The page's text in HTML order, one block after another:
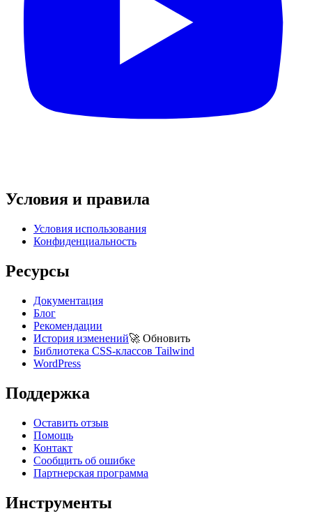
Условия и правила
Условия использования
Конфиденциальность
Ресурсы
Документация
Блог
Рекомендации
История изменений🚀 Обновить
Библиотека CSS-классов Tailwind
WordPress
Поддержка
Оставить отзыв
Помощь
Контакт
Сообщить об ошибке
Партнерская программа
Инструменты